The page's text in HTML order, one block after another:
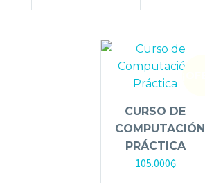
CURSO DE
COMPUTACIÓN
PRÁCTICA
El
105.000₲El